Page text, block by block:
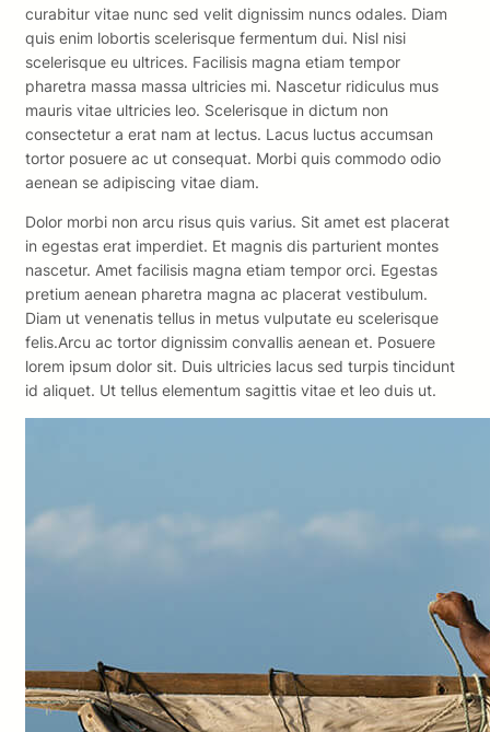
curabitur vitae nunc sed velit dignissim nuncs odales. Diam
quis enim lobortis scelerisque fermentum dui. Nisl nisi
scelerisque eu ultrices. Facilisis magna etiam tempor
pharetra massa massa ultricies mi. Nascetur ridiculus mus
mauris vitae ultricies leo. Scelerisque in dictum non
consectetur a erat nam at lectus. Lacus luctus accumsan
tortor posuere ac ut consequat. Morbi quis commodo odio
aenean se adipiscing vitae diam.
Dolor morbi non arcu risus quis varius. Sit amet est placerat
in egestas erat imperdiet. Et magnis dis parturient montes
nascetur. Amet facilisis magna etiam tempor orci. Egestas
pretium aenean pharetra magna ac placerat vestibulum.
Diam ut venenatis tellus in metus vulputate eu scelerisque
felis.Arcu ac tortor dignissim convallis aenean et. Posuere
lorem ipsum dolor sit. Duis ultricies lacus sed turpis tincidunt
id aliquet. Ut tellus elementum sagittis vitae et leo duis ut.